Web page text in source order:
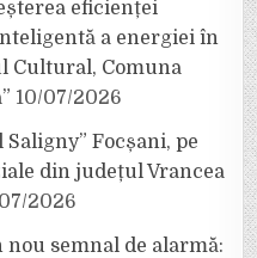
eficienței
a energiei în
Cultural, Comuna
10/07/2026
Focșani, pe
din județul Vrancea
2026
semnal de alarmă: